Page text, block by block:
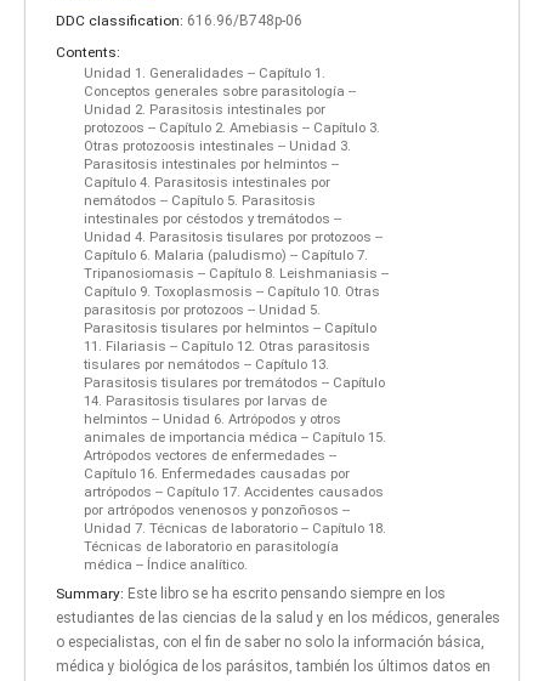
DDC classification: 616.96/B748p-06
Contents:
Unidad 1. Generalidades -- Capítulo 1.
Conceptos generales sobre parasitología --
Unidad 2. Parasitosis intestinales por
protozoos -- Capítulo 2. Amebiasis -- Capítulo 3.
Otras protozoosis intestinales -- Unidad 3.
Parasitosis intestinales por helmintos --
Capítulo 4. Parasitosis intestinales por
nemátodos -- Capítulo 5. Parasitosis
intestinales por céstodos y tremátodos --
Unidad 4. Parasitosis tisulares por protozoos --
Capítulo 6. Malaria (paludismo) -- Capítulo 7.
Tripanosiomasis -- Capítulo 8. Leishmaniasis --
Capítulo 9. Toxoplasmosis -- Capítulo 10. Otras
parasitosis por protozoos -- Unidad 5.
Parasitosis tisulares por helmintos -- Capítulo
11. Filariasis -- Capítulo 12. Otras parasitosis
tisulares por nemátodos -- Capítulo 13.
Parasitosis tisulares por tremátodos -- Capítulo
14. Parasitosis tisulares por larvas de
helmintos -- Unidad 6. Artrópodos y otros
animales de importancia médica -- Capítulo 15.
Artrópodos vectores de enfermedades --
Capítulo 16. Enfermedades causadas por
artrópodos -- Capítulo 17. Accidentes causados
por artrópodos venenosos y ponzoñosos --
Unidad 7. Técnicas de laboratorio -- Capítulo 18.
Técnicas de laboratorio en parasitología
médica -- Índice analítico.
Summary: Este libro se ha escrito pensando siempre en los
estudiantes de las ciencias de la salud y en los médicos, generales
o especialistas, con el fin de saber no solo la información básica,
médica y biológica de los parásitos, también los últimos datos en